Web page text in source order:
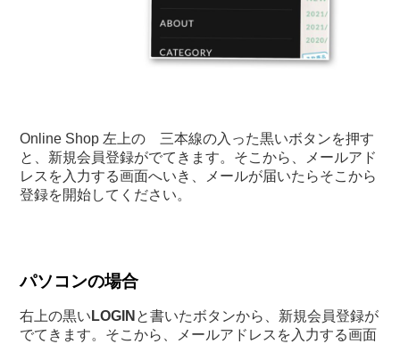
Online Shop 左上の 三本線の入った黒いボタンを押す
と、新規会員登録がでてきます。そこから、メールアド
レスを入力する画面へいき、メールが届いたらそこから
登録を開始してください。
パソコンの場合
右上の黒い LOGIN と書いたボタンから、新規会員登録が
でてきます。そこから、メールアドレスを入力する画面